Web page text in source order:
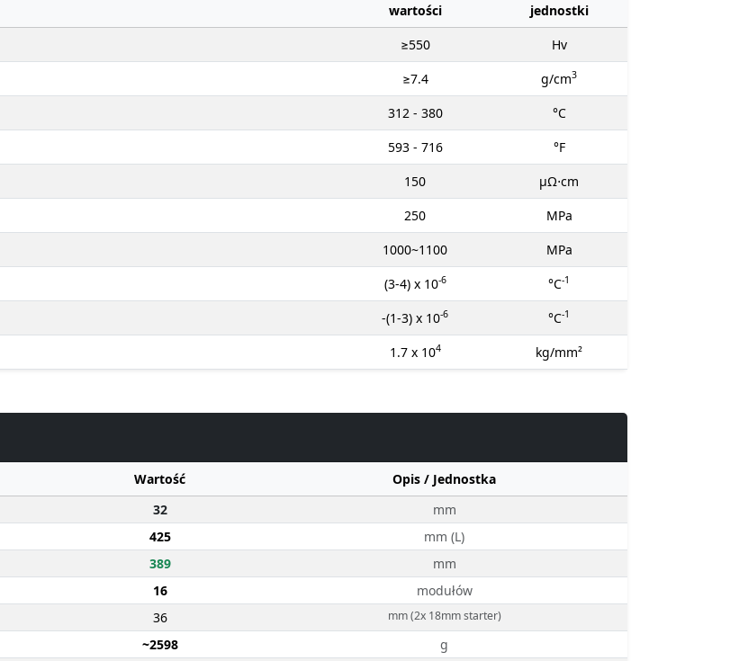
wartości
jednostki
≥550
Hv
≥7.4 g/cm3
312 - 380
°C
593 - 716
°F
150
μΩ⋅cm
250
MPa
1000~1100
MPa
(3-4) x 10-6 °C-1
-(1-3) x 10-6 °C-1
1.7 x 104 kg/mm²
Wartość
Opis / Jednostka
32
mm
425
mm (L)
389
mm
16
modułów
36 mm (2x 18mm starter)
~2598
g